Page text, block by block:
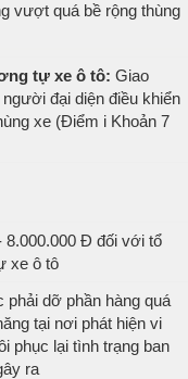
lái
vượt quá bề rộng thùng
tự xe ô tô: Giao
đại diện điều khiển
xe (Điểm i Khoản 7
8.000.000 Đ đối với tổ
xe ô tô
phải dỡ phần hàng quá
tại nơi phát hiện vi
phục lại tình trạng ban
ra